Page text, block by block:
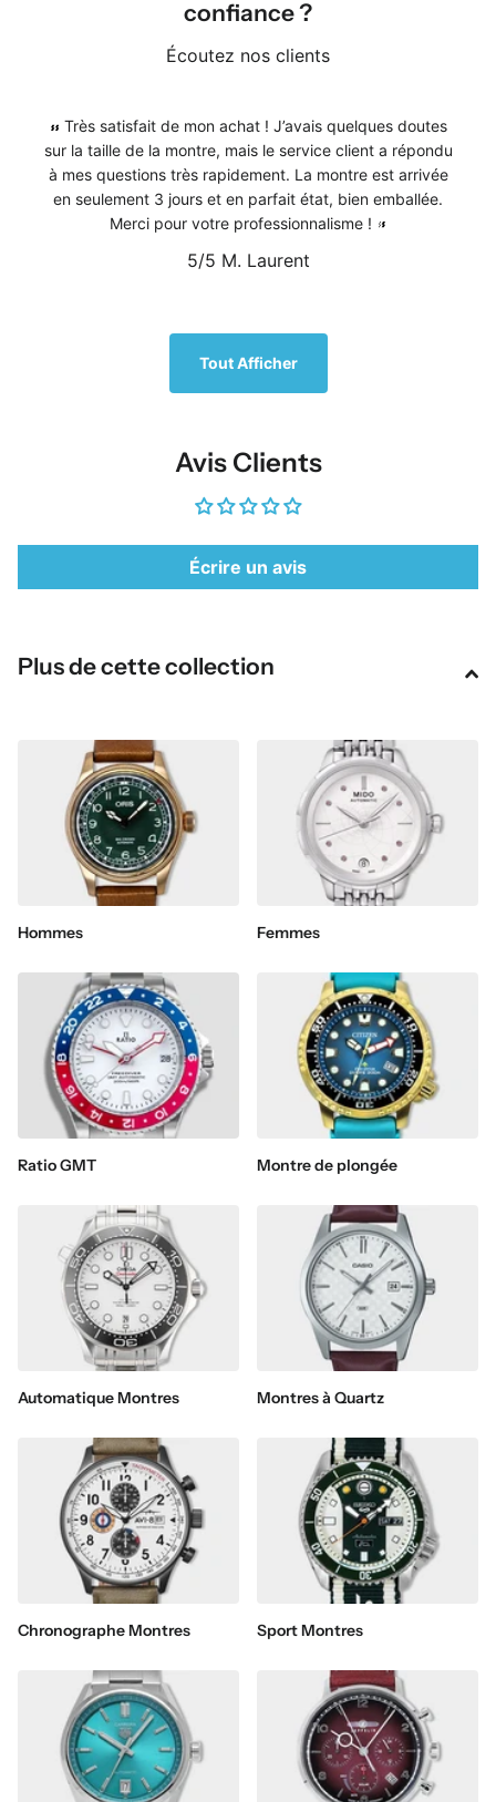
confiance ?
Écoutez nos clients
Très satisfait de mon achat ! J’avais quelques doutes
sur la taille de la montre, mais le service client a répondu
à mes questions très rapidement. La montre est arrivée
en seulement 3 jours et en parfait état, bien emballée.
Merci pour votre professionnalisme !
5/5 M. Laurent
Tout Afficher
Avis Clients
Écrire un avis
Plus de cette collection
Hommes Femmes
Ratio GMT Montre de plongée
Automatique Montres Montres à Quartz
Chronographe Montres Sport Montres